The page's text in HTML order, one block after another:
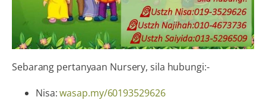
Sebarang pertanyaan Nursery, sila hubungi:-
Nisa:wasap.my/60193529626